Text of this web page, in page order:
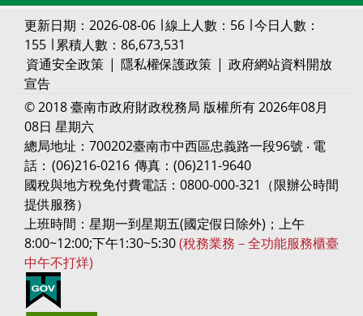
更新日期：2026-08-06 ∣ 線上人數：56 ∣ 今日人數：
155 ∣ 累積人數：86,673,531
資通安全政策 | 隱私權保護政策 | 政府網站資料開放
宣告
© 2018 臺南市政府財政稅務局 版權所有 2026年08月
08日 星期六
總局地址：700202臺南市中西區忠義路一段96號 ‧ 電
話： (06)216-0216 傳真：(06)211-9640
國稅與地方稅免付費電話：0800-000-321（限辦公時間
提供服務）
上班時間：星期一到星期五(國定假日除外)；上午
8:00~12:00;下午1:30~5:30(稅務業務－全功能服務櫃臺
中午不打烊)